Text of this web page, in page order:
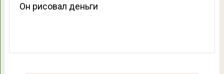
Он рисовал деньги